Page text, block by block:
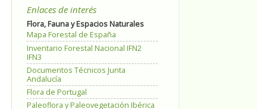
Enlaces de interés
Flora, Fauna y Espacios Naturales
Mapa Forestal de España
Inventario Forestal Nacional IFN2
IFN3
Documentos Técnicos Junta
Andalucía
Flora de Portugal
Paleoflora y Paleovegetación Ibérica